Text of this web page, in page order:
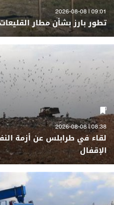
09:01 | 2026-08-08
تطور بارز بشأن مطار
08:38 | 2026-08-08
لقاء في طرابلس عن أزمة
الإقفال